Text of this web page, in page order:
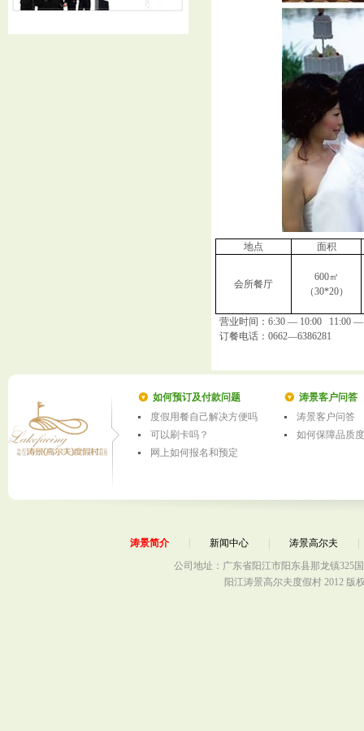
地点 面积
会所餐厅
600㎡
（30*20）
营业时间： 6:30 — 10:00 11:00
订餐电话： 0662—6386281
如何预订及付款问题
度假用餐自己解决方便吗
可以刷卡吗？
网上如何报名和预定
涛景客户问答
涛景客户问答
如何保障品质
涛景简介 新闻中心 涛景高尔夫
公司地址：广东省阳江市阳东县那龙镇325
阳江涛景高尔夫度假村 2012 版